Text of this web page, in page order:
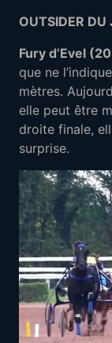
OUTSIDER DU
Fury d’Evel
que ne
mètres.
elle peut être
droite finale,
surprise.